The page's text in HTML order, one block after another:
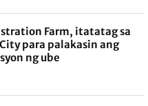
Farm, itatatag sa
para palakasin ang
ng ube